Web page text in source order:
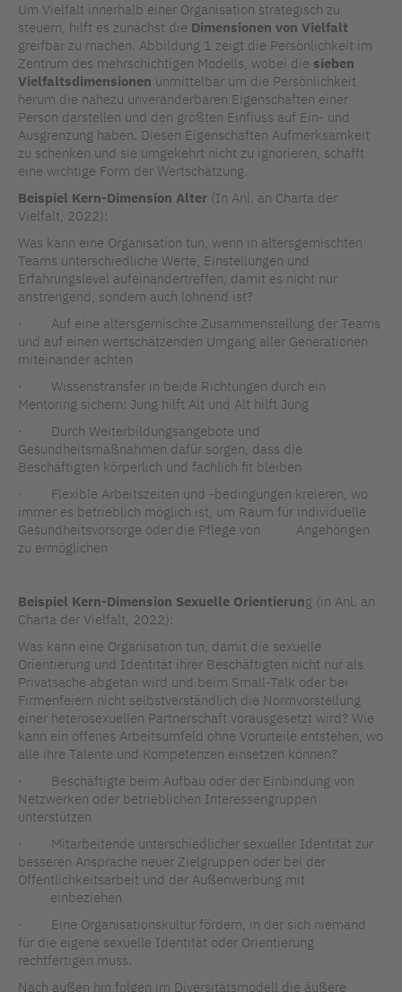
Um Vielfalt innerhalb einer Organisation strategisch zu
steuern, hilft es zunächst die Dimensionen von Vielfalt
greifbar zu machen. Abbildung 1 zeigt die Persönlichkeit im
Zentrum des mehrschichtigen Modells, wobei die sieben
Vielfaltsdimensionen unmittelbar um die Persönlichkeit
herum die nahezu unveränderbaren Eigenschaften einer
Person darstellen und den größten Einfluss auf Ein- und
Ausgrenzung haben. Diesen Eigenschaften Aufmerksamkeit
zu schenken und sie umgekehrt nicht zu ignorieren, schafft
eine wichtige Form der Wertschätzung.
Beispiel Kern-Dimension Alter (In Anl. an Charta der
Vielfalt, 2022):
Was kann eine Organisation tun, wenn in altersgemischten
Teams unterschiedliche Werte, Einstellungen und
Erfahrungslevel aufeinandertreffen, damit es nicht nur
anstrengend, sondern auch lohnend ist?
· Auf eine altersgemischte Zusammenstellung der Teams
und auf einen wertschätzenden Umgang aller Generationen
miteinander achten
· Wissenstransfer in beide Richtungen durch ein
Mentoring sichern: Jung hilft Alt und Alt hilft Jung
· Durch Weiterbildungsangebote und
Gesundheitsmaßnahmen dafür sorgen, dass die
Beschäftigten körperlich und fachlich fit bleiben
· Flexible Arbeitszeiten und -bedingungen kreieren, wo
immer es betrieblich möglich ist, um Raum für individuelle
Gesundheitsvorsorge oder die Pflege von Angehörigen
zu ermöglichen
Beispiel Kern-Dimension Sexuelle Orientierung (in Anl. an
Charta der Vielfalt, 2022):
Was kann eine Organisation tun, damit die sexuelle
Orientierung und Identität ihrer Beschäftigten nicht nur als
Privatsache abgetan wird und beim Small-Talk oder bei
Firmenfeiern nicht selbstverständlich die Normvorstellung
einer heterosexuellen Partnerschaft vorausgesetzt wird? Wie
kann ein offenes Arbeitsumfeld ohne Vorurteile entstehen, wo
alle ihre Talente und Kompetenzen einsetzen können?
· Beschäftigte beim Aufbau oder der Einbindung von
Netzwerken oder betrieblichen Interessengruppen
unterstützen
· Mitarbeitende unterschiedlicher sexueller Identität zur
besseren Ansprache neuer Zielgruppen oder bei der
Öffentlichkeitsarbeit und der Außenwerbung mit
einbeziehen
· Eine Organisationskultur fördern, in der sich niemand
für die eigene sexuelle Identität oder Orientierung
rechtfertigen muss.
Nach außen hin folgen im Diversitätsmodell die äußere